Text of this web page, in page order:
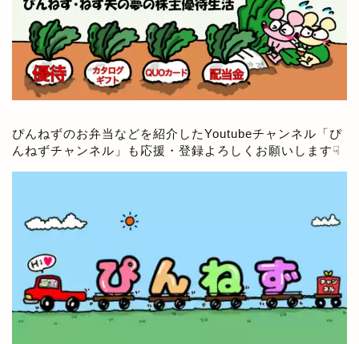
ぴんねずのお弁当などを紹介したYoutubeチャンネル「ぴ
んねずチャンネル 」も応援・登録よろしくお願いします☟